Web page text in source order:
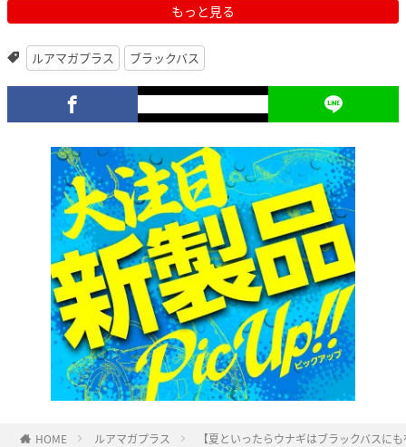
もっと見る
ルアマガプラス ブラックバス
HOME ルアマガプラス 【夏といったらウナギはブラックバスに